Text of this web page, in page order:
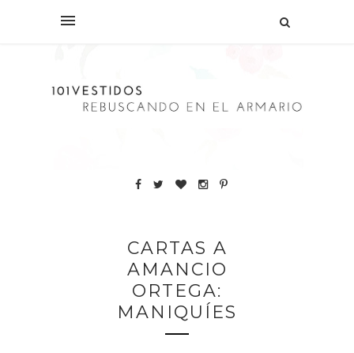
CARTAS A
AMANCIO
ORTEGA:
MANIQUÍES